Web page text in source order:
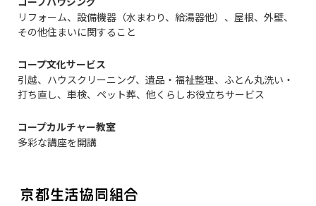
リフォーム、設備機器（水まわり、給湯器他）、屋根、外壁、
その他住まいに関すること
コープ文化サービス
引越、ハウスクリーニング、遺品・福祉整理、ふとん丸洗い・
打ち直し、車検、ペット葬、他くらしお役立ちサービス
コープカルチャー教室
多彩な講座を開講